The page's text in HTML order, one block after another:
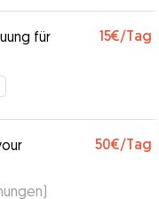
für
15€/Tag
50€/Tag
)